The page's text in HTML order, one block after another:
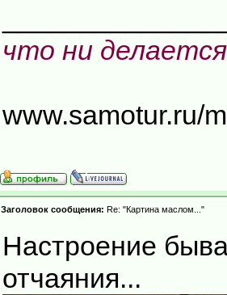
что ни
www.samotur.ru/
Заголовок сообщения: Re: "Картина маслом..."
Настроение
отчаяния...